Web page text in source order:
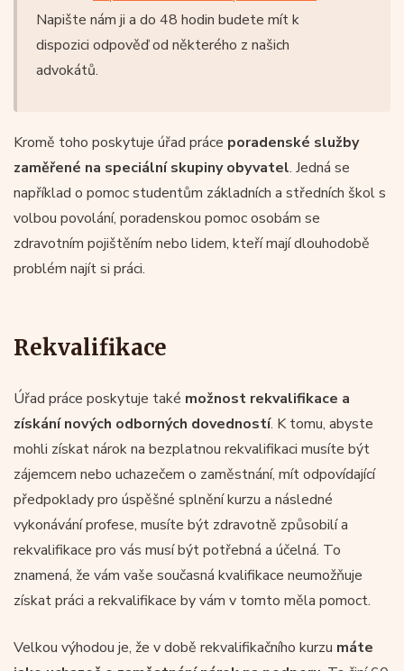
Napište nám ji a do 48 hodin budete mít k
dispozici odpověď od některého z našich
advokátů.
Kromě toho poskytuje úřad práce poradenské služby
zaměřené na speciální skupiny obyvatel. Jedná se
například o pomoc studentům základních a středních škol s
volbou povolání, poradenskou pomoc osobám se
zdravotním pojištěním nebo lidem, kteří mají dlouhodobě
problém najít si práci.
Rekvalifikace
Úřad práce poskytuje také možnost rekvalifikace a
získání nových odborných dovedností. K tomu, abyste
mohli získat nárok na bezplatnou rekvalifikaci musíte být
zájemcem nebo uchazečem o zaměstnání, mít odpovídající
předpoklady pro úspěšné splnění kurzu a následné
vykonávání profese, musíte být zdravotně způsobilí a
rekvalifikace pro vás musí být potřebná a účelná. To
znamená, že vám vaše současná kvalifikace neumožňuje
získat práci a rekvalifikace by vám v tomto měla pomoct.
Velkou výhodou je, že v době rekvalifikačního kurzu máte